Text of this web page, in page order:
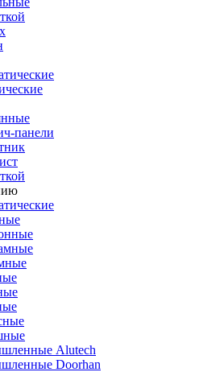
панели
Alutech
Doorhan